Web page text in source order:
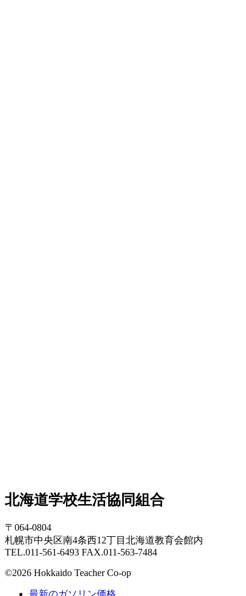
北海道学校生活協同組合
〒064-0804
札幌市中央区南4条西12丁目北海道教育会館内
TEL.011-561-6493 FAX.011-563-7484
©2026 Hokkaido Teacher Co-op
最新のガソリン価格